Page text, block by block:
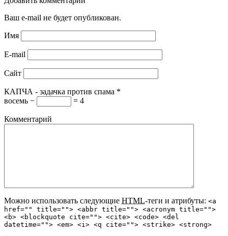
Ваш e-mail не будет опубликован.
Имя
E-mail
Сайт
КАПЧА - задачка против спама *
восемь −
= 4
Комментарий
Можно использовать следующие HTML-теги и атрибуты: <a
href="" title=""> <abbr title=""> <acronym title="">
<b> <blockquote cite=""> <cite> <code> <del
datetime=""> <em> <i> <q cite=""> <strike> <strong>